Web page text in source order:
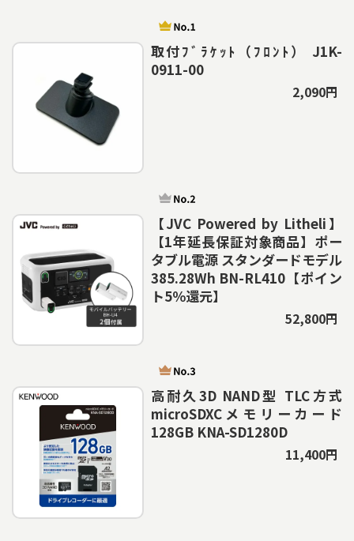
取付ﾌﾞﾗｹｯﾄ（ﾌﾛﾝﾄ） J1K-
0911-00
2,090円
【JVC Powered by Litheli】
【1年延長保証対象商品】ポー
タブル電源 スタンダードモデル
385.28Wh BN-RL410【ポイン
ト5％還元】
52,800円
高耐久3D NAND型 TLC方式
microSDXCメモリーカード
128GB KNA-SD1280D
11,400円